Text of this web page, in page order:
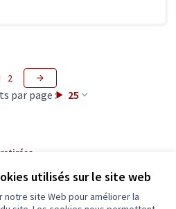
utilisés sur le site web
notre site Web pour améliorer la
par page : 25
2